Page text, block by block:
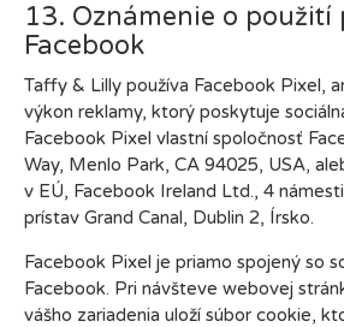
13. Oznámenie o použití
Facebook
Taffy & Lilly používa Facebook Pixel,
výkon reklamy, ktorý poskytuje
Facebook Pixel vlastní spoločnosť
Way, Menlo Park, CA 94025, USA,
v EÚ, Facebook Ireland Ltd., 4
prístav Grand Canal, Dublin 2, Írsko.
Facebook Pixel je priamo spojený so
Facebook. Pri návšteve webovej
vášho zariadenia uloží súbor cookie,